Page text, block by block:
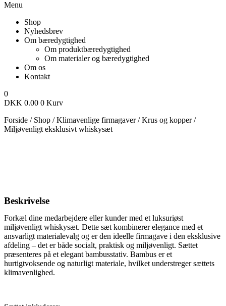
Menu
Shop
Nyhedsbrev
Om bæredygtighed
Om produktbæredygtighed
Om materialer og bæredygtighed
Om os
Kontakt
0
DKK 0.00 0 Kurv
Forside / Shop /Klimavenlige firmagaver/Krus og kopper/
Miljøvenligt eksklusivt whiskysæt
Beskrivelse
Forkæl dine medarbejdere eller kunder med et luksuriøst
miljøvenligt whiskysæt. Dette sæt kombinerer elegance med et
ansvarligt materialevalg og er den ideelle firmagave i den eksklusive
afdeling – det er både socialt, praktisk og miljøvenligt. Sættet
præsenteres på et elegant bambusstativ. Bambus er et
hurtigtvoksende og naturligt materiale, hvilket understreger sættets
klimavenlighed.